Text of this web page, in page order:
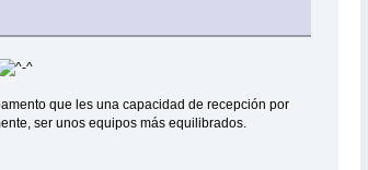
que les una capacidad de recepción por
ser unos equipos más equilibrados.